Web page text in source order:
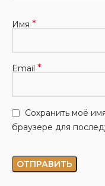
Имя *
Email *
Сохранить моё
браузере для